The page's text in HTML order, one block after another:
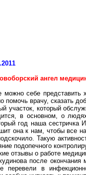
ангел
можно себе представить
помочь врачу, сказать
участок, который
в основном, о
год наша сестричка
она к нам, чтобы все
Такую
подопечного
отзывы о работе
после
перевели в